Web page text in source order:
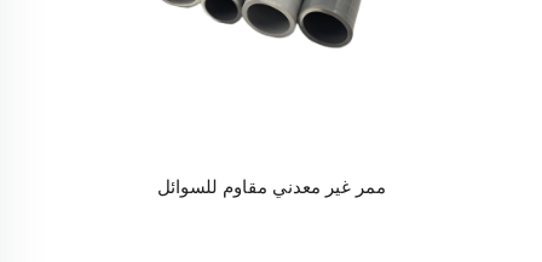
ممر غير معدني مقاوم للسوائل